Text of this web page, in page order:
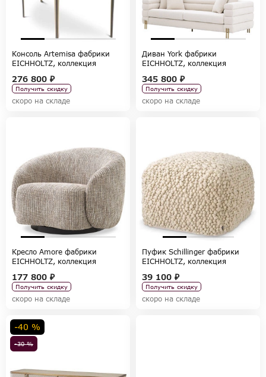
Консоль Artemisa фабрики
EICHHOLTZ, коллекция
276 800 ₽
Получить скидку
скоро на складе
Диван York фабрики
EICHHOLTZ, коллекция
345 800 ₽
Получить скидку
скоро на складе
Кресло Amore фабрики
EICHHOLTZ, коллекция
177 800 ₽
Получить скидку
скоро на складе
Пуфик Schillinger фабрики
EICHHOLTZ, коллекция
39 100 ₽
Получить скидку
скоро на складе
-30 %
-40 %